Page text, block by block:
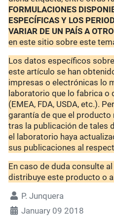
FORMULACIONES
ESPECÍFICAS Y LOS
VARIAR DE UN PAÍS A OTRO
en este sitio sobre este
Los datos específicos
este artículo se han
impresas o electrónicas lo
laboratorio que lo fabrica o
(EMEA, FDA, USDA, etc.).
garantía de que el
tras la publicación de tales
el laboratorio haya
sus publicaciones al
En caso de duda consulte
distribuye este producto o
P. Junquera
January 09 2018